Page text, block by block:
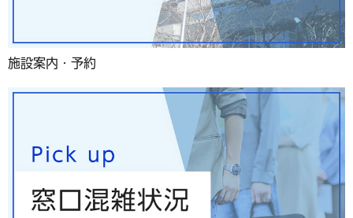
施設案内・予約